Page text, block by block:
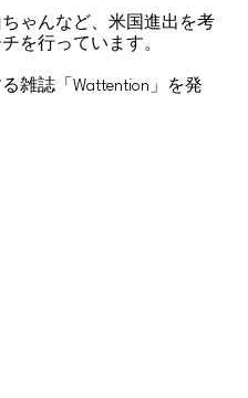
ゃんなど、米国進出を考
を行っています。
雑誌「Wattention」を発